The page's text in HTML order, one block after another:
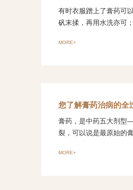
有时衣服蹭上了膏药可
矾末揉，再用水洗亦可
MORE+
您了解膏药治病的全
膏药，是中药五大剂型
裂，可以说是最原始的
MORE+